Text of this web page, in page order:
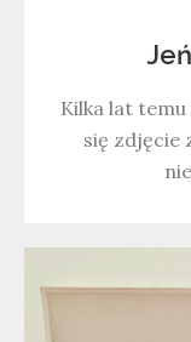
Kilka lat
się zdjęcie